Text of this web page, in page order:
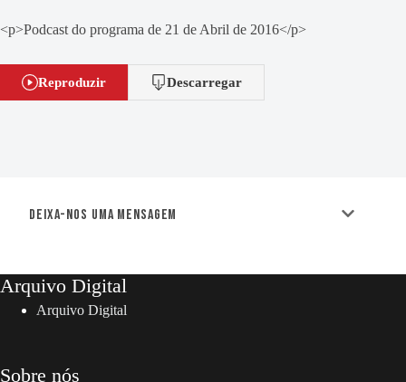
<p>Podcast do programa de 21 de Abril de 2016</p>
Reproduzir Descarregar
Deixa-nos uma mensagem
Arquivo Digital
Arquivo Digital
Sobre nós